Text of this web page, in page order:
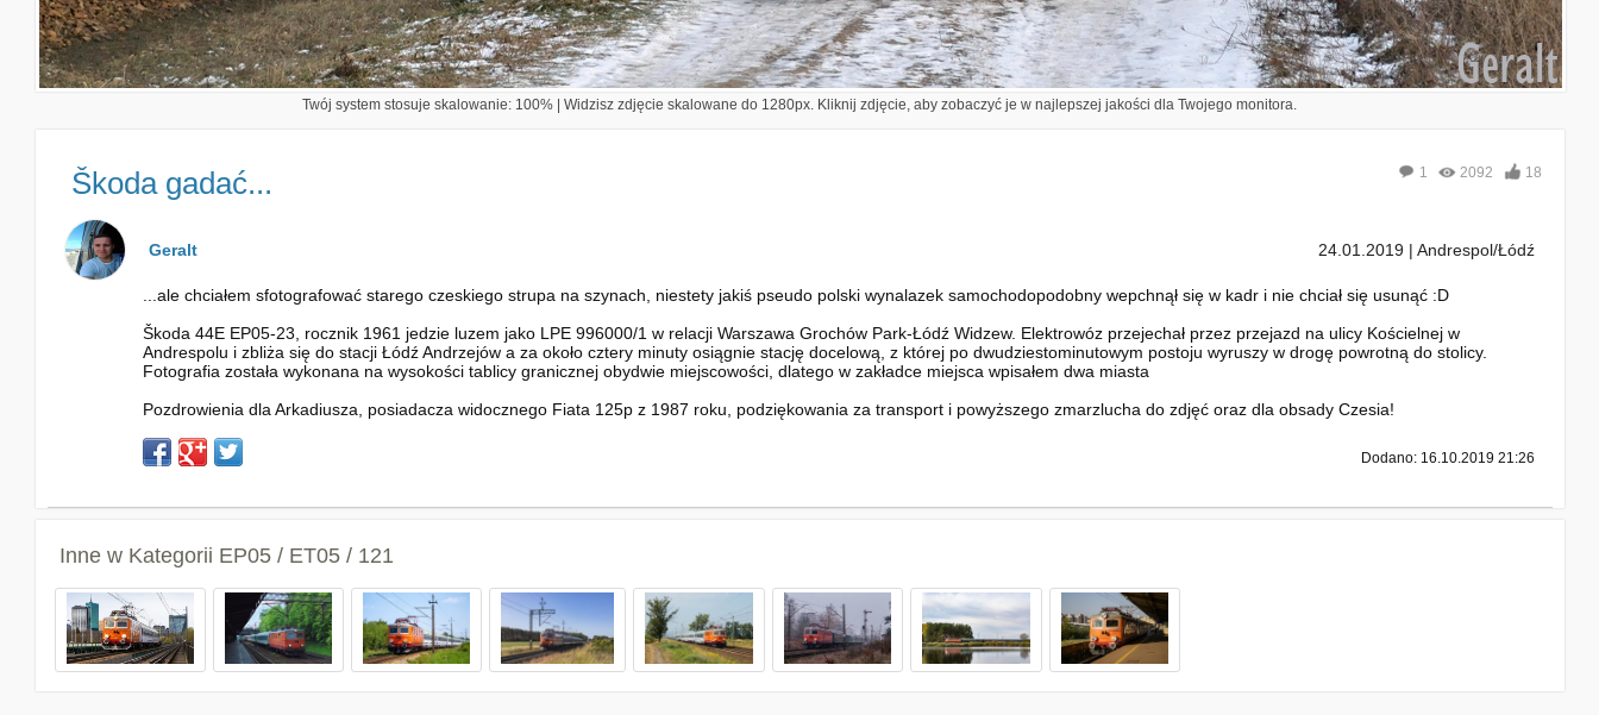
Twój system stosuje skalowanie: 100% | Widzisz zdjęcie skalowane do 1280px. Kliknij zdjęcie, aby zobaczyć je w najlepszej jakości dla Twojego monitora.
Škoda gadać... 1 2092 18
Geralt 24.01.2019 | Andrespol/Łódź
...ale chciałem sfotografować starego czeskiego strupa na szynach, niestety jakiś pseudo polski wynalazek samochodopodobny wepchnął się w kadr i nie chciał się usunąć :D
Škoda 44E EP05-23, rocznik 1961 jedzie luzem jako LPE 996000/1 w relacji Warszawa Grochów Park-Łódź Widzew. Elektrowóz przejechał przez przejazd na ulicy Kościelnej w
Andrespolu i zbliża się do stacji Łódź Andrzejów a za około cztery minuty osiągnie stację docelową, z której po dwudziestominutowym postoju wyruszy w drogę powrotną do stolicy.
Fotografia została wykonana na wysokości tablicy granicznej obydwie miejscowości, dlatego w zakładce miejsca wpisałem dwa miasta
Pozdrowienia dla Arkadiusza, posiadacza widocznego Fiata 125p z 1987 roku, podziękowania za transport i powyższego zmarzlucha do zdjęć oraz dla obsady Czesia!
Dodano: 16.10.2019 21:26
Inne w Kategorii EP05 / ET05 / 121